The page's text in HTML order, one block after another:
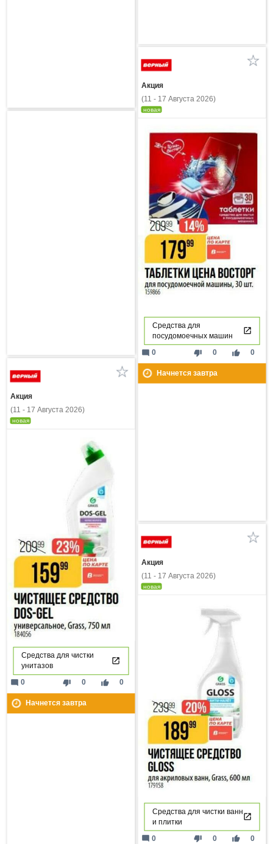
Акция
(11 - 17 Августа 2026)
новая
Средства для
посудомоечных машин
thumb_down 0 thumb_up 0
mode_comment 0
Начнется завтра
Акция
(11 - 17 Августа 2026)
новая
Средства для чистки
унитазов
thumb_down 0 thumb_up 0
mode_comment 0
Начнется завтра
Акция
(11 - 17 Августа 2026)
новая
Средства для чистки ванн
и плитки
thumb_down 0 thumb_up 0
mode_comment 0